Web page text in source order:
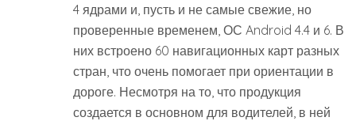
4 ядрами и, пусть и не самые свежие, но
проверенные временем, ОС Android 4.4 и 6. В
них встроено 60 навигационных карт разных
стран, что очень помогает при ориентации в
дороге. Несмотря на то, что продукция
создается в основном для водителей, в ней